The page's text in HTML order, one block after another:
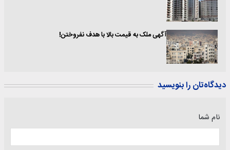
آگهی ملک به قیمت بالا با هدف نفروختن!
دیدگاه‌تان را بنویسید
نام شما